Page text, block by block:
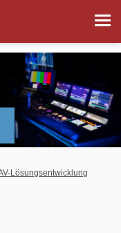
Lösungsentwicklung